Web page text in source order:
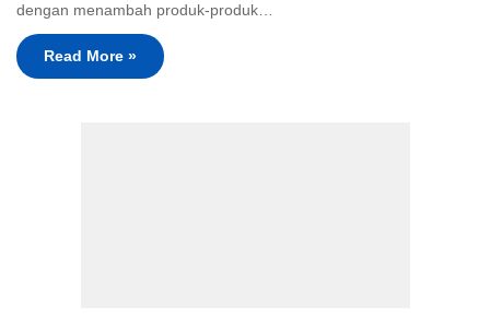
dengan menambah produk-produk…
Read More »